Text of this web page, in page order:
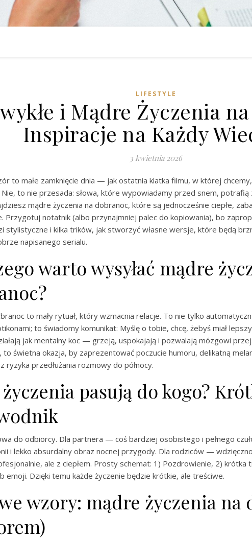
LIFESTYLE
i Mądre Życzenia
Inspiracje na Każdy
3 kwietnia 2026
to małe zamknięcie dnia — jak ostatnia klatka filmu, w której
Nie, to nie przesada: słowa, które wypowiadamy przed snem, potrafią
mądre życzenia na dobranoc, które są jednocześnie ciepłe,
Przygotuj notatnik (albo przynajmniej palec do kopiowania), bo
stylistyczne i kilka trików, jak stworzyć własne wersje, które będą
napisanego serialu.
warto wysyłać mądre
to mały rytuał, który wzmacnia relacje. To nie tylko
to świadomy komunikat: Myślę o tobie, chcę, żebyś miał
jak mentalny koc — grzeją, uspokajają i pozwalają mózgowi
to świetna okazja, by zaprezentować poczucie humoru, delikatną
ryzyka przedłużania rozmowy do północy.
życzenia pasują do kogo?
do odbiorcy. Dla partnera — coś bardziej osobistego i pełnego
i lekko absurdalny obraz nocnej przygody. Dla rodziców —
ale z ciepłem. Prosty schemat: 1) Pozdrowienie, 2) krótka
emoji. Dzięki temu każde życzenie będzie krótkie, ale treściwe.
wzory: mądre życzenia na